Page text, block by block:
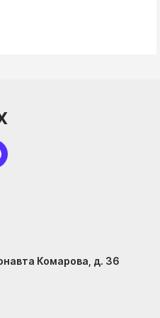
Комарова, д. 36